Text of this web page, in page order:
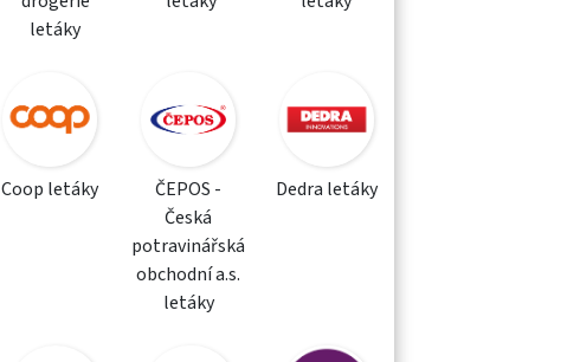
letáky
Coop letáky
ČEPOS -
Česká
potravinářská
obchodní a.s.
letáky
Dedra letáky